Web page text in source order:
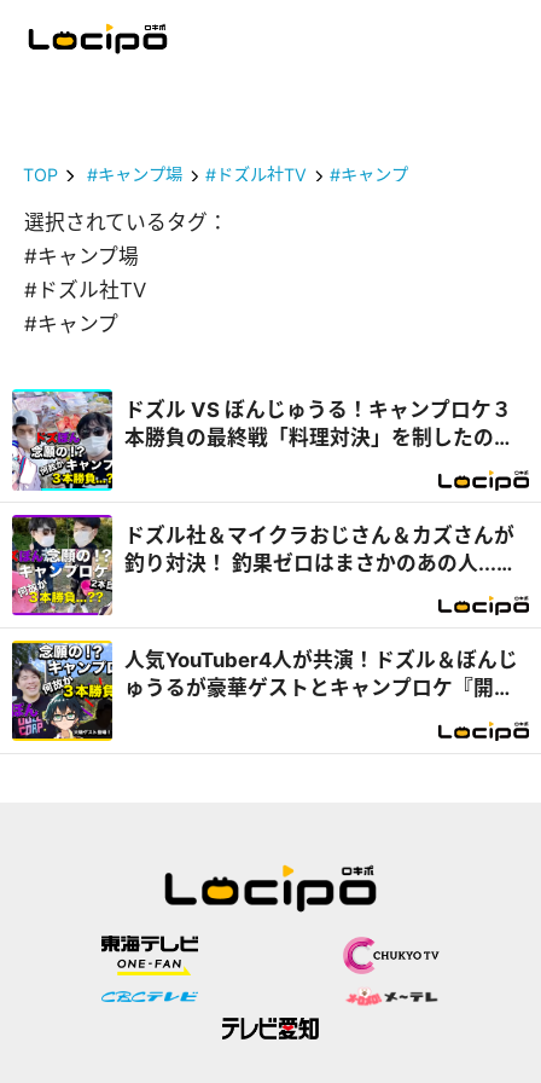
TOP #キャンプ場 #ドズル社TV #キャンプ
選択されているタグ：
#キャンプ場
#ドズル社TV
#キャンプ
ドズル VS ぼんじゅうる！キャンプロケ３
本勝負の最終戦「料理対決」を制したの
ドズル社＆マイクラおじさん＆カズさんが
釣り対決！ 釣果ゼロはまさかのあの人...
人気YouTuber4人が共演！ドズル＆ぼんじ
ゅうるが豪華ゲストとキャンプロケ『開